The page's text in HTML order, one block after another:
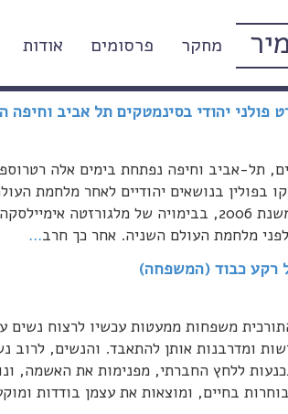
מחקר פרסומים אודות
פולני יהודי בסינמטקים תל אביב וחיפה
בפולין בנושאים יהודיים לאחר מלחמת
בשם "תגידי לי למה" משנת 2006, בבימויה של
מלחמת העולם השניה. אחר כך חרב…
רקע כבוד (המשפחה)
משפחות ממעטות עכשיו לרצוח
ומדרבנות אותן להתאבד. והנשים, לרוב
ללחץ החברתי, מפנימות את האשמה,
בחיים, ומוצאות את עצמן בודדות